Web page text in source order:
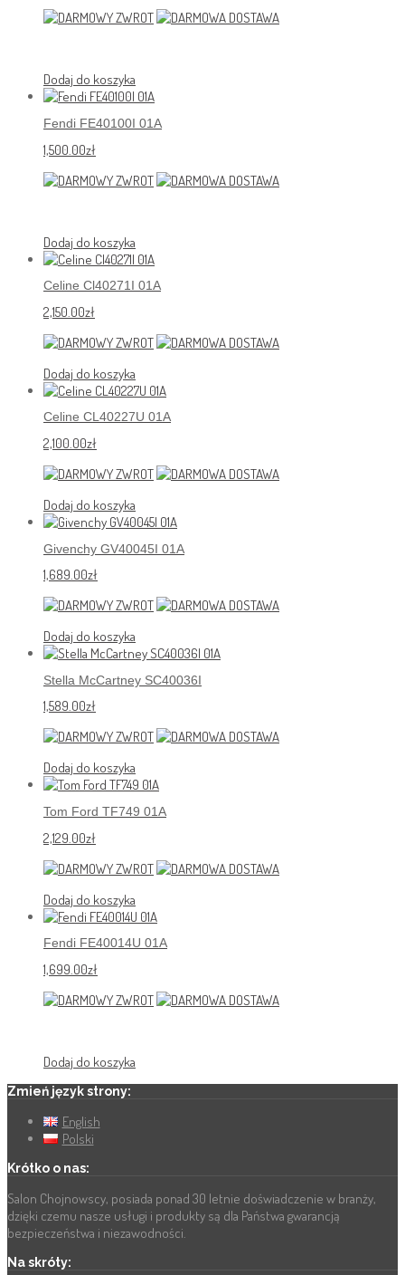
Dodaj do koszyka
Fendi FE40100I 01A
1,500.00zł
Dodaj do koszyka
Celine Cl40271I 01A
2,150.00zł
Dodaj do koszyka
Celine CL40227U 01A
2,100.00zł
Dodaj do koszyka
Givenchy GV40045I 01A
1,689.00zł
Dodaj do koszyka
Stella McCartney SC40036I
1,589.00zł
Dodaj do koszyka
Tom Ford TF749 01A
2,129.00zł
Dodaj do koszyka
Fendi FE40014U 01A
1,699.00zł
Dodaj do koszyka
Zmień język strony:
English
Polski
Krótko o nas:
Salon Chojnowscy, posiada ponad 30 letnie doświadczenie w branży,
dzięki czemu nasze usługi i produkty są dla Państwa gwarancją
bezpieczeństwa i niezawodności.
Na skróty: